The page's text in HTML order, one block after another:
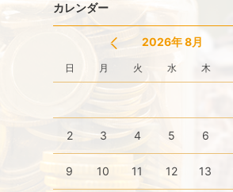
カレンダー
2026年 8月
日 月 火 水 木
2 3 4 5 6
9 10 11 12 13